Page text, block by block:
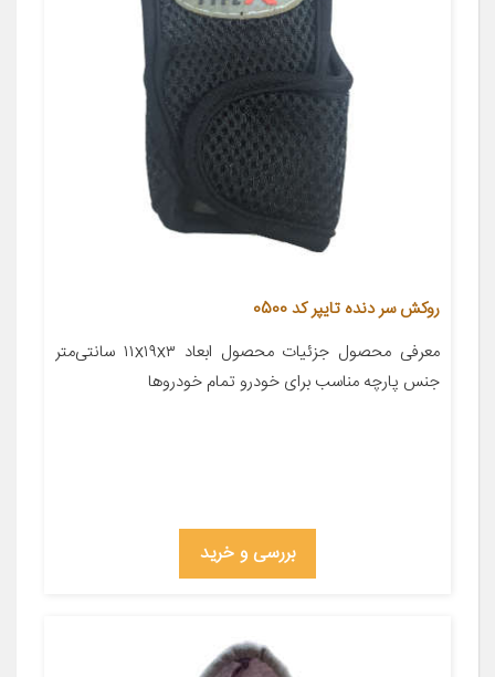
روکش سر دنده تایپر کد 0500
معرفی محصول جزئیات محصول ابعاد ۱۱x۱۹x۳ سانتی‌متر
جنس پارچه مناسب برای خودرو تمام خودروها
بررسی و خرید